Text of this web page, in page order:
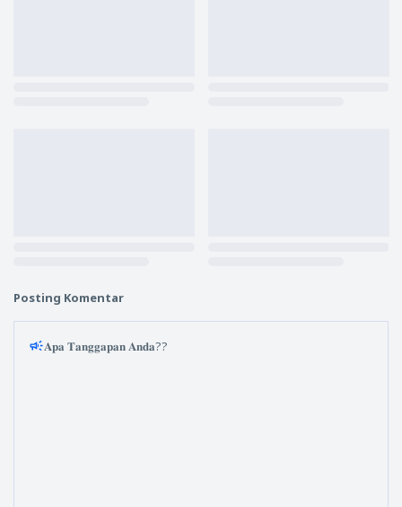
Posting Komentar
𝐀𝐩𝐚 𝐓𝐚𝐧𝐠𝐠𝐚𝐩𝐚𝐧 𝐀𝐧𝐝𝐚??